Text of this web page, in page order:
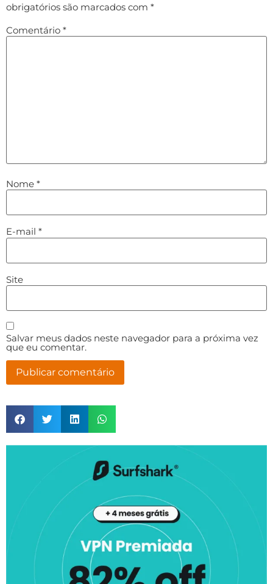
obrigatórios são marcados com *
Comentário *
Nome *
E-mail *
Site
Salvar meus dados neste navegador para a próxima vez
que eu comentar.